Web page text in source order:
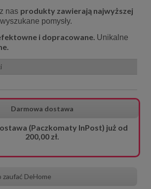
nas produkty zawierają najwyższej
pomysły.
i dopracowane. Unikalne
Darmowa dostawa
(Paczkomaty InPost) już od
200,00 zł.
zaufać DeHome